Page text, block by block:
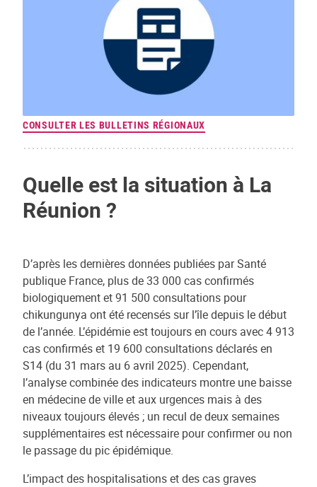
CONSULTER LES BULLETINS RÉGIONAUX
Quelle est la situation à La
Réunion ?
D’après les dernières données publiées par Santé
publique France, plus de 33 000 cas confirmés
biologiquement et 91 500 consultations pour
chikungunya ont été recensés sur l’île depuis le début
de l’année. L’épidémie est toujours en cours avec 4 913
cas confirmés et 19 600 consultations déclarés en
S14 (du 31 mars au 6 avril 2025). Cependant,
l’analyse combinée des indicateurs montre une baisse
en médecine de ville et aux urgences mais à des
niveaux toujours élevés ; un recul de deux semaines
supplémentaires est nécessaire pour confirmer ou non
le passage du pic épidémique.
L’impact des hospitalisations et des cas graves